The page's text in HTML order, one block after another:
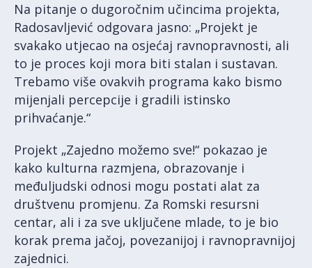
Na pitanje o dugoročnim učincima projekta,
Radosavljević odgovara jasno: „Projekt je
svakako utjecao na osjećaj ravnopravnosti, ali
to je proces koji mora biti stalan i sustavan.
Trebamo više ovakvih programa kako bismo
mijenjali percepcije i gradili istinsko
prihvaćanje.“
Projekt „Zajedno možemo sve!“ pokazao je
kako kulturna razmjena, obrazovanje i
međuljudski odnosi mogu postati alat za
društvenu promjenu. Za Romski resursni
centar, ali i za sve uključene mlade, to je bio
korak prema jačoj, povezanijoj i ravnopravnijoj
zajednici.